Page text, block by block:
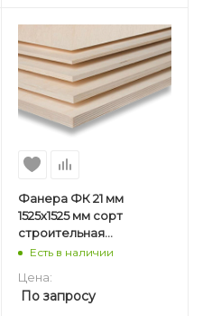
Фанера ФК 21 мм
1525х1525 мм сорт
строительная
нешлифованная
Есть в наличии
Цена:
По запросу